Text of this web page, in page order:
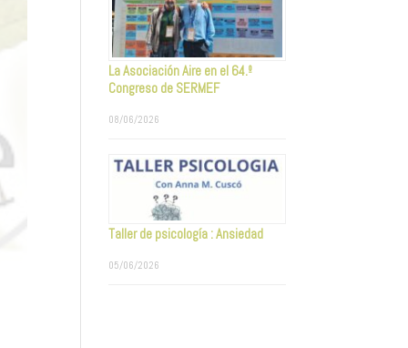
La Asociación Aire en el 64.º
Congreso de SERMEF
08/06/2026
Taller de psicología : Ansiedad
05/06/2026